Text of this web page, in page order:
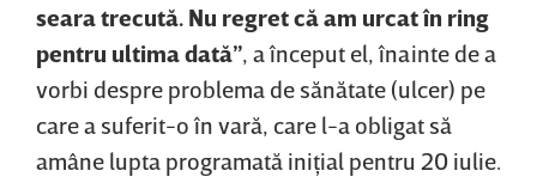
seara trecută. Nu regret că am urcat în ring
pentru ultima dată” , a început el, înainte de a
vorbi despre problema de sănătate (ulcer) pe
care a suferit-o în vară, care l-a obligat să
amâne lupta programată iniţial pentru 20 iulie.